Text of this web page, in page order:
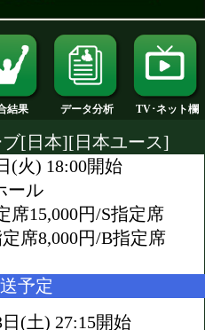
試合結果 データ分析
ーブ[日本][日本ユ
9日(火) 18:00開始
ホール
指定席15,000円/S指
A指定席8,000円/B指